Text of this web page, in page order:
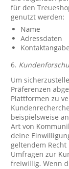
für den
genutzt werden:
Name
Adressdaten
6.
Um
Präferenzen
Plattformen zu
beispielsweise
Art von
deine
geltendem
Umfragen zur
freiwillig. Wenn